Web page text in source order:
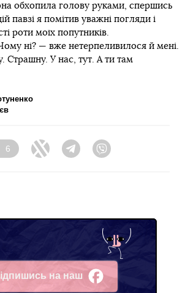
обхопила голову руками, спершись
павзі я помітив уважні погляди і
роти моїх попутників.
ні? — вже нетерпеливилося й мені.
Страшну. У нас, тут. А ти там
Facebook
6
Twitter TelegramViber
на наш